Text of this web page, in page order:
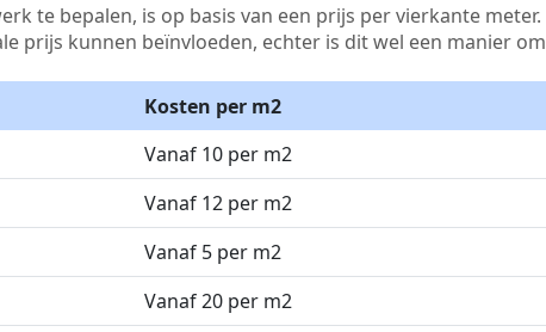
te bepalen, is op basis van een prijs per vierkante meter.
prijs kunnen beïnvloeden, echter is dit wel een manier om
Kosten per m2
Vanaf 10 per m2
Vanaf 12 per m2
Vanaf 5 per m2
Vanaf 20 per m2